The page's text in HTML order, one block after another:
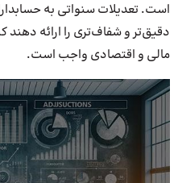
است. تعدیلات سنواتی به
دقیق‌تر و شفاف‌تری را ارائه
مالی و اقتصادی واجب است.